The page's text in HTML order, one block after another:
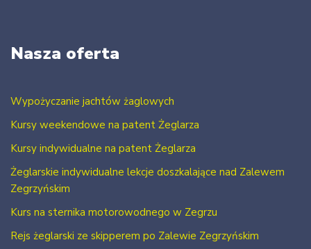
Nasza oferta
Wypożyczanie jachtów żaglowych
Kursy weekendowe na patent Żeglarza
Kursy indywidualne na patent Żeglarza
Żeglarskie indywidualne lekcje doszkalające nad Zalewem
Zegrzyńskim
Kurs na sternika motorowodnego w Zegrzu
Rejs żeglarski ze skipperem po Zalewie Zegrzyńskim